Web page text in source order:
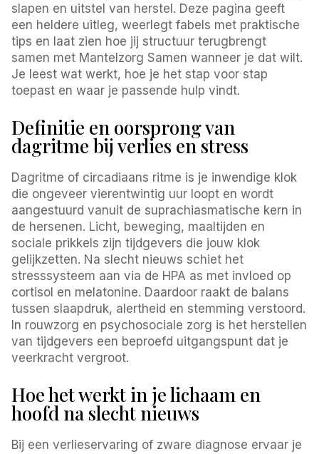
slapen en uitstel van herstel. Deze pagina geeft
een heldere uitleg, weerlegt fabels met praktische
tips en laat zien hoe jij structuur terugbrengt
samen met Mantelzorg Samen wanneer je dat wilt.
Je leest wat werkt, hoe je het stap voor stap
toepast en waar je passende hulp vindt.
Definitie en oorsprong van
dagritme bij verlies en stress
Dagritme of circadiaans ritme is je inwendige klok
die ongeveer vierentwintig uur loopt en wordt
aangestuurd vanuit de suprachiasmatische kern in
de hersenen. Licht, beweging, maaltijden en
sociale prikkels zijn tijdgevers die jouw klok
gelijkzetten. Na slecht nieuws schiet het
stresssysteem aan via de HPA as met invloed op
cortisol en melatonine. Daardoor raakt de balans
tussen slaapdruk, alertheid en stemming verstoord.
In rouwzorg en psychosociale zorg is het herstellen
van tijdgevers een beproefd uitgangspunt dat je
veerkracht vergroot.
Hoe het werkt in je lichaam en
hoofd na slecht nieuws
Bij een verlieservaring of zware diagnose ervaar je